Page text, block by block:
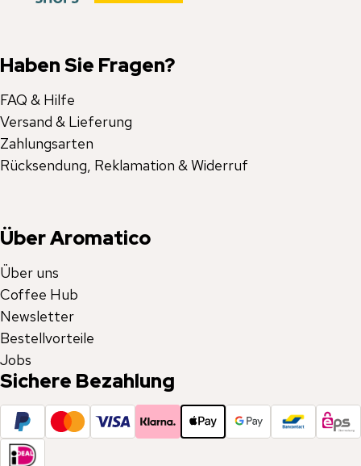
Haben Sie Fragen?
FAQ & Hilfe
Versand & Lieferung
Zahlungsarten
Rücksendung, Reklamation & Widerruf
Über Aromatico
Über uns
Coffee Hub
Newsletter
Bestellvorteile
Jobs
Sichere Bezahlung